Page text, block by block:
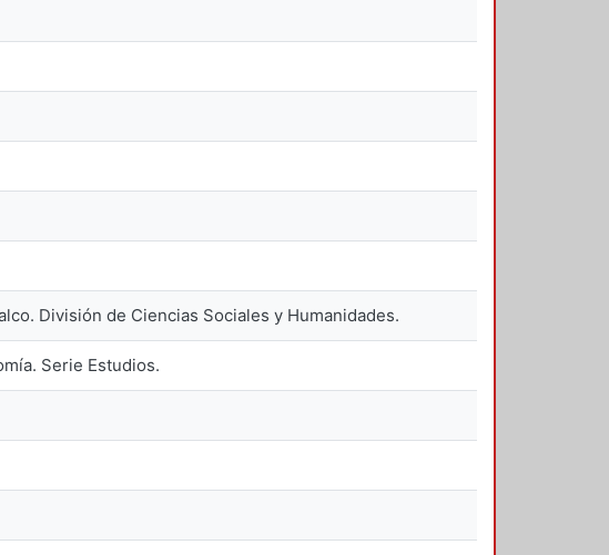
División de Ciencias Sociales y Humanidades.
Serie Estudios.